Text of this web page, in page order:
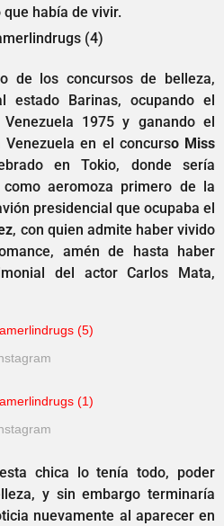
había de vivir.
de los concursos de belleza,
estado Barinas, ocupando el
1975 y ganando el
en el concurso Miss
en Tokio, donde sería
aeromoza primero de la
presidencial que ocupaba el
, con quien admite haber vivido
amén de hasta haber
del actor Carlos Mata,
chica lo tenía todo, poder
y sin embargo terminaría
nuevamente al aparecer en